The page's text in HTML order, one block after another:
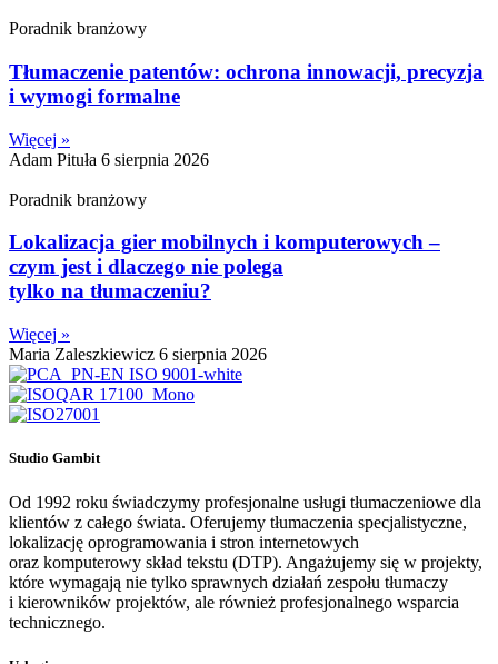
Poradnik branżowy
Tłumaczenie patentów: ochrona innowacji, precyzja
i wymogi formalne
Więcej »
Adam Pituła 6 sierpnia 2026
Poradnik branżowy
Lokalizacja gier mobilnych i komputerowych –
czym jest i dlaczego nie polega
tylko na tłumaczeniu?
Więcej »
Maria Zaleszkiewicz 6 sierpnia 2026
Studio Gambit
Od 1992 roku świadczymy profesjonalne usługi tłumaczeniowe dla
klientów z całego świata. Oferujemy tłumaczenia specjalistyczne,
lokalizację oprogramowania i stron internetowych
oraz komputerowy skład tekstu (DTP). Angażujemy się w projekty,
które wymagają nie tylko sprawnych działań zespołu tłumaczy
i kierowników projektów, ale również profesjonalnego wsparcia
technicznego.